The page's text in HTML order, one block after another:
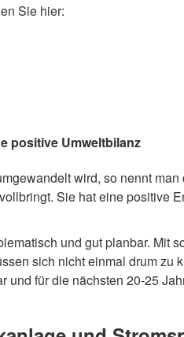
Sie hier:
positive Umweltbilanz
wird, so nennt man
Sie hat eine positive
und gut planbar. Mit
sich nicht einmal drum
für die nächsten 20-25